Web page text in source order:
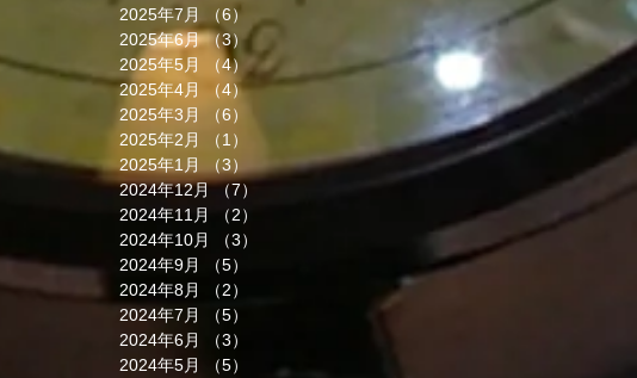
2025年7月
（6）
2025年6月 （3）3件の記事
2025年5月
（4）
4件の記事
2025年4月
（4）4件の記事
2025年3月
（6）
2025年2月
（1）
2025年1月
（3）
3件の記事
2024年12月 （7）
2024年11月
（2）
2024年10月
（3）
2024年9月
（5）
2024年8月
（2）
2024年7月
（5）
2024年6月
（3）
2024年5月
（5）